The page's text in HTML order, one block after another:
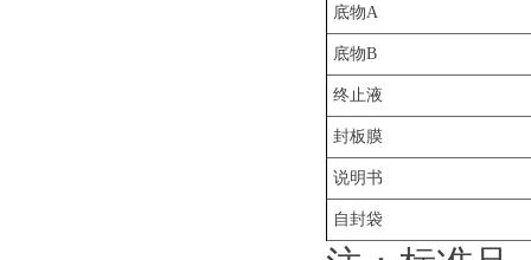
底物A
底物B
终止液
封板膜
说明书
自封袋